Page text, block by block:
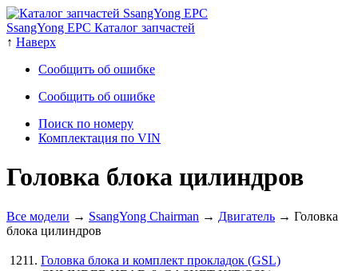
SsangYong EPC Каталог запчастей
↑ Наверх
Сообщить об ошибке
Сообщить об ошибке
Поиск по номеру
Комплектация по VIN
Головка блока цилиндров
Все модели → SsangYong Chairman → Двигатель → Головка
блока цилиндров
Головка блока и комплект прокладок (GSL)